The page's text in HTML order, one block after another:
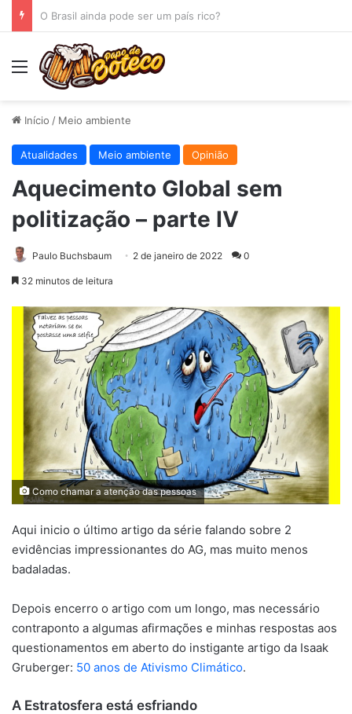
O Espelho
Menu
Início / Meio ambiente
Atualidades Meio ambiente Opinião
Aquecimento Global sem
politização – parte IV
Paulo Buchsbaum 2 de janeiro de 2022 0
32 minutos de leitura
Como chamar a atenção das pessoas
Aqui inicio o último artigo da série falando sobre 2
evidências impressionantes do AG, mas muito menos
badaladas.
Depois encerro o artigo com um longo, mas necessário
contraponto a algumas afirmações e minhas respostas aos
questionamentos em aberto do instigante artigo da Isaak
Gruberger: 50 anos de Ativismo Climático.
A Estratosfera está esfriando